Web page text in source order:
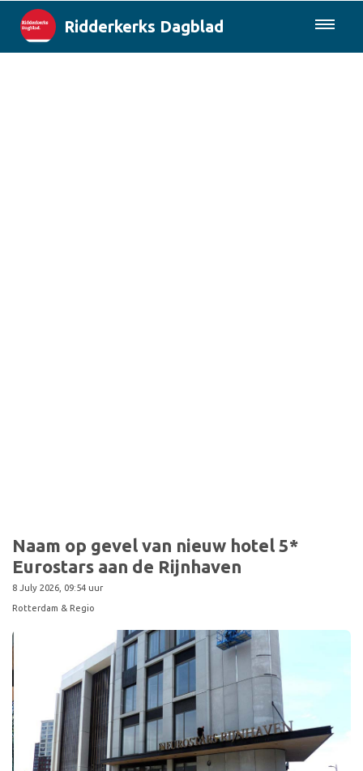
Ridderkerks Dagblad
Naam op gevel van nieuw hotel 5*
Eurostars aan de Rijnhaven
8 July 2026, 09:54 uur
Rotterdam & Regio